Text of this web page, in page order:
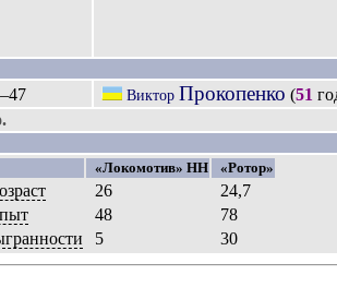
–47 Виктор Прокопенко (51
«Локомотив» НН
«Ротор»
26
24,7
48
78
5 30